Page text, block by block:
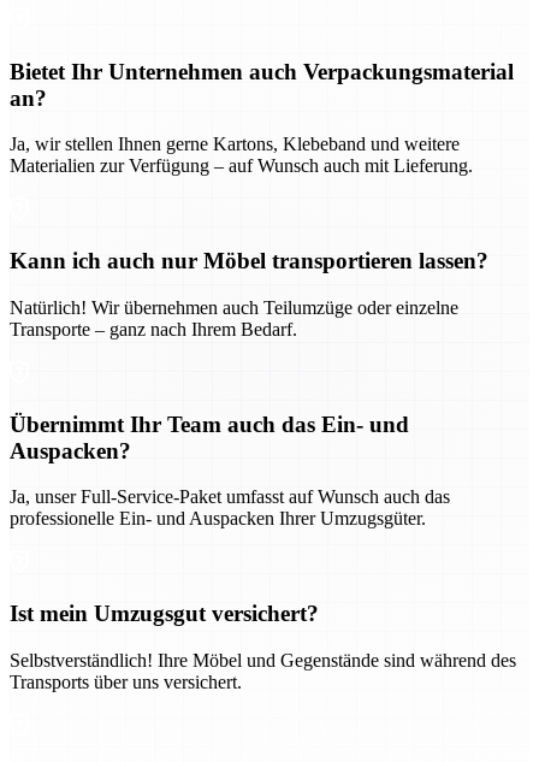
Bietet Ihr Unternehmen auch Verpackungsmaterial
an?
Ja, wir stellen Ihnen gerne Kartons, Klebeband und weitere
Materialien zur Verfügung – auf Wunsch auch mit Lieferung.
Kann ich auch nur Möbel transportieren lassen?
Natürlich! Wir übernehmen auch Teilumzüge oder einzelne
Transporte – ganz nach Ihrem Bedarf.
Übernimmt Ihr Team auch das Ein- und
Auspacken?
Ja, unser Full-Service-Paket umfasst auf Wunsch auch das
professionelle Ein- und Auspacken Ihrer Umzugsgüter.
Ist mein Umzugsgut versichert?
Selbstverständlich! Ihre Möbel und Gegenstände sind während des
Transports über uns versichert.